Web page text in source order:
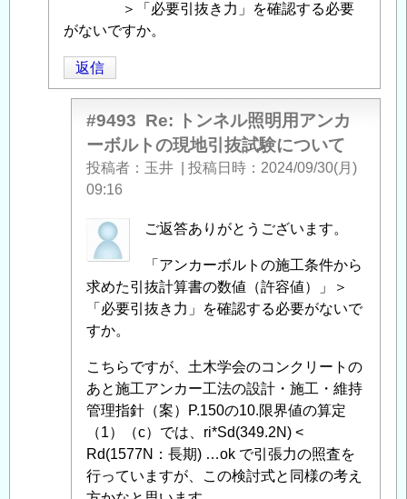
稿
に
よ
Re:
＞「必要引抜き力」を確認する必要
がないですか。
返信
#9493 Re: トンネル照明用アンカ
ーボルトの現地引抜試験について
投稿者 玉井 投稿日時
2024/09/30(月)
09:16
匿
名
稿
に
よ
る
「Re:
ト
ン
ネ
ル
ご返答ありがとうございます。
「アンカーボルトの施工条件から
求めた引抜計算書の数値（許容値）」＞
「必要引抜き力」を確認する必要がないで
すか。
こちらですが、土木学会のコンクリートの
あと施工アンカー工法の設計・施工・維持
管理指針（案）P.150の10.限界値の算定
（1）（c）では、ri*Sd(349.2N) <
Rd(1577N：長期) …ok で引張力の照査を
行っていますが、この検討式と同様の考え